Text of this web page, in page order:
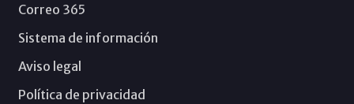
Correo 365
Sistema de información
Aviso legal
Política de privacidad